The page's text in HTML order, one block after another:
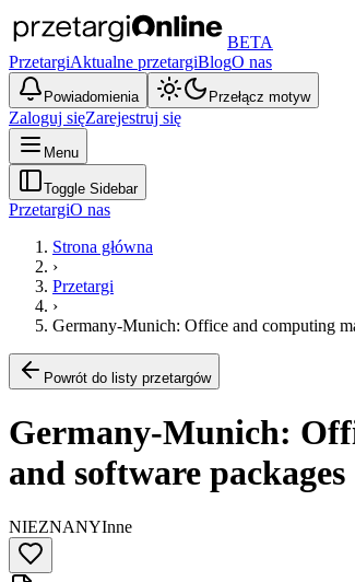
BETA
PrzetargiAktualne przetargiBlogO nas
Powiadomienia Przełącz motyw
Zaloguj sięZarejestruj się
Menu
Toggle Sidebar
PrzetargiO nas
Strona główna
›
Przetargi
›
Germany-Munich: Office and computing
Powrót do listy przetargów
Germany-Munich:
and software packages
NIEZNANYInne